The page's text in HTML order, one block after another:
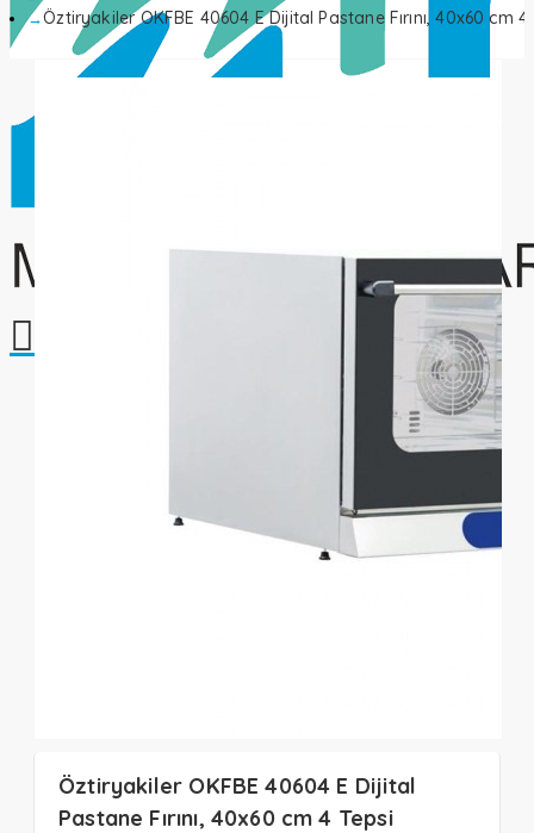
Öztiryakiler OKFBE 40604 E Dijital Pastane Fırını, 40x60 cm
Öztiryakiler OKFBE 40604 E Dijital
Pastane Fırını, 40x60 cm 4 Tepsi